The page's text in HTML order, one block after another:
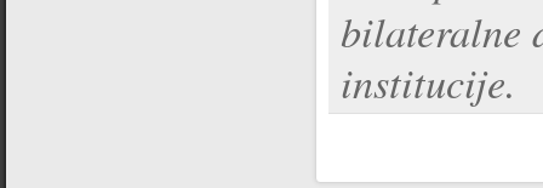
bilateralne
institucije.